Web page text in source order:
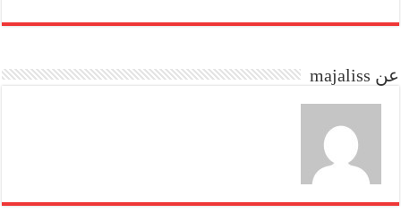
bo
to
n
ail
re
عن majaliss